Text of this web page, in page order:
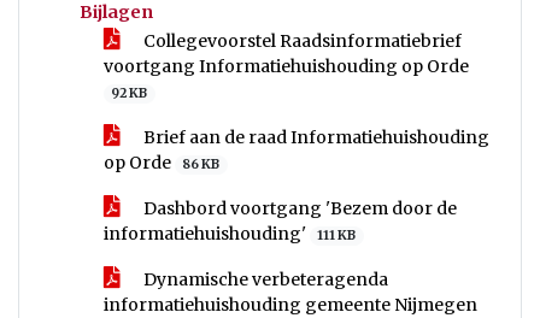
Bijlagen
Collegevoorstel Raadsinformatiebrief
voortgang Informatiehuishouding op Orde
92 KB
Brief aan de raad Informatiehuishouding
op Orde
86 KB
Dashbord voortgang 'Bezem door de
informatiehuishouding'
111 KB
Dynamische verbeteragenda
informatiehuishouding gemeente Nijmegen